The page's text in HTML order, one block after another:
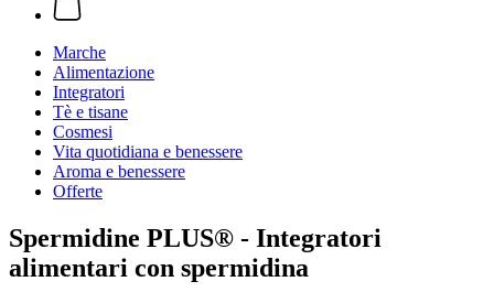
Marche
Alimentazione
Integratori
Tè e tisane
Cosmesi
Vita quotidiana e benessere
Aroma e benessere
Offerte
Spermidine PLUS® - Integratori
alimentari con spermidina